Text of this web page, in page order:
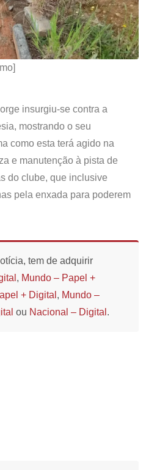
insurgiu-se contra a
mostrando o seu
como esta terá agido na
e manutenção à pista de
do clube, que inclusive
pela enxada para poderem
tem de adquirir
, Mundo – Papel +
+ Digital , Mundo –
ou Nacional – Digital .